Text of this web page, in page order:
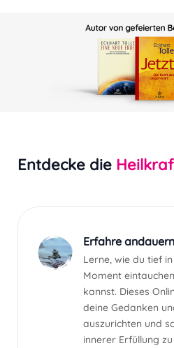
Entdecke die
Erfahre
Lerne, wie du tief
Moment
kannst. Dieses
deine Gedanken
auszurichten und
innerer Erfüllung